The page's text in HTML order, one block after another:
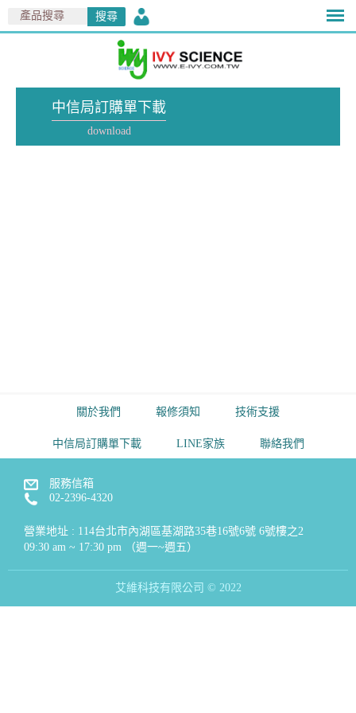
中信局訂購單下載
download
關於我們 報修須知 技術支援
中信局訂購單下載 LINE家族 聯絡我們
服務信箱
02-2396-4320
營業地址 : 114台北市內湖區基湖路35巷16號6號 6號樓之2
09:30 am ~ 17:30 pm （週一~週五）
艾維科技有限公司 © 2022